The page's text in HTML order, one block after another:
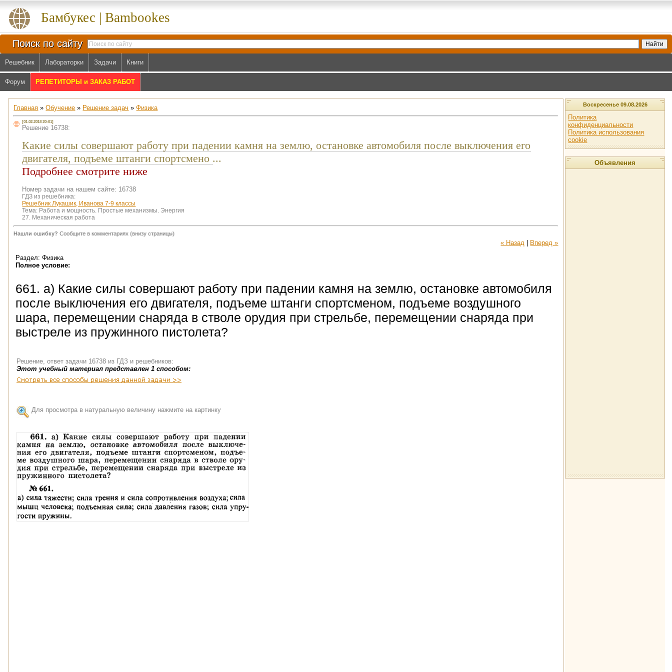
Бамбукес | Bambookes
Поиск по сайту
Решебник Лабораторки Задачи Книги
Форум РЕПЕТИТОРЫ и ЗАКАЗ РАБОТ
Главная »Обучение » Решение задач »Физика
[01.02.2018 20:01]
Решение 16738:
Какие силы совершают работу при падении камня на землю, остановке автомобиля после выключения его
двигателя, подъеме штанги спортсмено ...
Подробнее смотрите ниже
Номер задачи на нашем сайте: 16738
ГДЗ из решебника:
Решебник Лукашик, Иванова 7-9 классы
Тема: Работа и мощность. Простые механизмы. Энергия
27. Механическая работа
Нашли ошибку? Сообщите в комментариях (внизу страницы)
« Назад
Вперед »
Раздел: Физика
Полное условие:
661. а) Какие силы совершают работу при падении камня на землю, остановке автомобиля
после выключения его двигателя, подъеме штанги спортсменом, подъеме воздушного
шара, перемещении снаряда в стволе орудия при стрельбе, перемещении снаряда при
выстреле из пружинного пистолета?
Решение, ответ задачи 16738 из ГДЗ и решебников:
Этот учебный материал представлен 1 способом:
Для просмотра в натуральную величину нажмите на картинку
Воскресенье 09.08.2026
Политика
конфиденциальности
Политика использования
cookie
Объявления